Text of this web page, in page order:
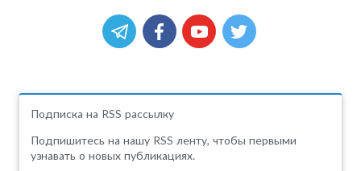
Подписка на RSS рассылку
Подпишитесь на нашу RSS ленту, чтобы первыми
узнавать о новых публикациях.